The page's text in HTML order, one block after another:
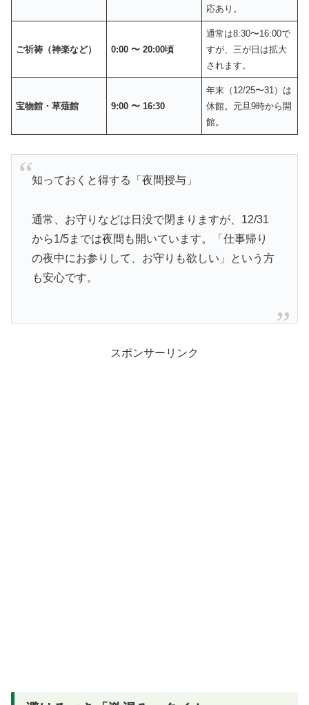
応あり。
ご祈祷（神楽など） 0:00 〜 20:00頃
通常は8:30〜16:00で
すが、三が日は拡大
されます。
宝物館・草薙館 9:00 〜 16:30
年末（12/25〜31）は
休館。元旦9時から開
館。
知っておくと得する「夜間授与」
通常、お守りなどは日没で閉まりますが、12/31
から1/5までは夜間も開いています。「仕事帰り
の夜中にお参りして、お守りも欲しい」という方
も安心です。
スポンサーリンク